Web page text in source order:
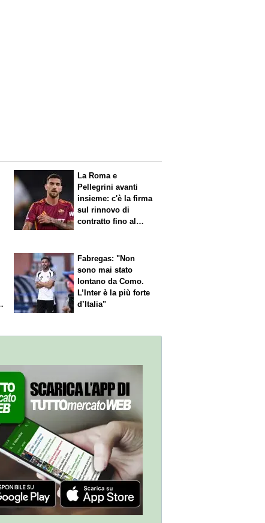
La Roma e
Pellegrini avanti
insieme: c'è la firma
sul rinnovo di
contratto fino al
Fabregas: "Non
sono mai stato
lontano da Como.
L’Inter è la più forte
d’Italia"